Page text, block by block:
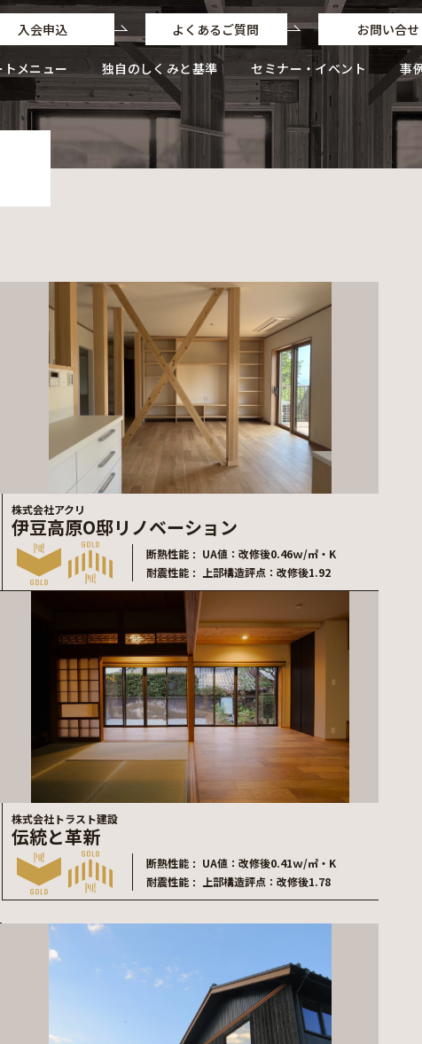
メニュー
独自のしくみと基準
独自のしくみと基準
独自のフローと業務ポイント
セミナー・イベント 事
入会申込 よくあるご質問 お問い合せ
株式会社アクリ
伊豆高原O邸リノベーション
断熱性能
UA値：改修後0.46ｗ/㎡・K
耐震性能
上部構造評点：改修後1.92
株式会社トラスト建設
伝統と革新
断熱性能
UA値：改修後0.41ｗ/㎡・K
耐震性能
上部構造評点：改修後1.78